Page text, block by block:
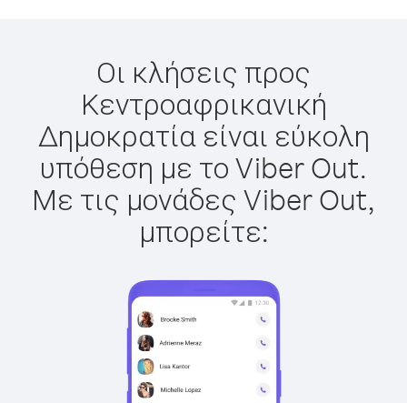
Οι κλήσεις προς
Κεντροαφρικανική
Δημοκρατία είναι εύκολη
υπόθεση με το Viber Out.
Με τις μονάδες Viber Out,
μπορείτε: